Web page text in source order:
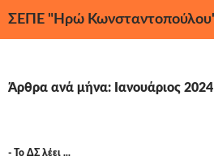
Άρθρα ανά μήνα: Ιανουάριος 2024
- Το ΔΣ λέει ...